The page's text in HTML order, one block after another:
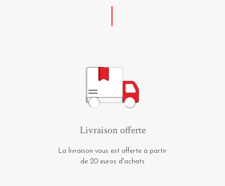
Livraison offerte
La livraison vous est offerte à partir
de 20 euros d'achats